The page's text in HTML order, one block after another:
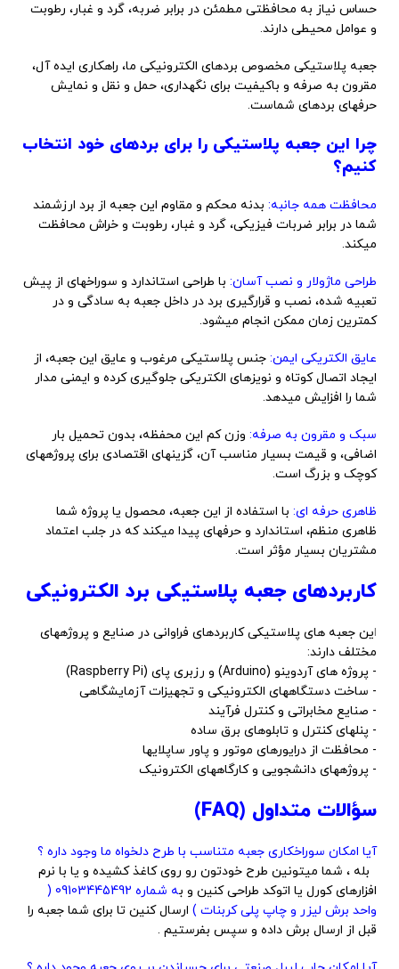
حساس نیاز به محافظتی مطمئن در برابر ضربه، گرد و غبار، رطوبت
و عوامل محیطی دارند.
جعبه پلاستیکی مخصوص بردهای الکترونیکی ما، راهکاری ایده آل،
مقرون به صرفه و باکیفیت برای نگهداری، حمل و نقل و نمایش
حرفهای بردهای شماست.
چرا این جعبه پلاستیکی را برای بردهای خود انتخاب
کنیم؟
محافظت همه جانبه: بدنه محکم و مقاوم این جعبه از برد ارزشمند
شما در برابر ضربات فیزیکی، گرد و غبار، رطوبت و خراش محافظت
میکند.
طراحی ماژولار و نصب آسان: با طراحی استاندارد و سوراخهای از پیش
تعبیه شده، نصب و قرارگیری برد در داخل جعبه به سادگی و در
کمترین زمان ممکن انجام میشود.
عایق الکتریکی ایمن: جنس پلاستیکی مرغوب و عایق این جعبه، از
ایجاد اتصال کوتاه و نویزهای الکتریکی جلوگیری کرده و ایمنی مدار
شما را افزایش میدهد.
سبک و مقرون به صرفه: وزن کم این محفظه، بدون تحمیل بار
اضافی، و قیمت بسیار مناسب آن، گزینهای اقتصادی برای پروژههای
کوچک و بزرگ است.
ظاهری حرفه ای: با استفاده از این جعبه، محصول یا پروژه شما
ظاهری منظم، استاندارد و حرفهای پیدا میکند که در جلب اعتماد
مشتریان بسیار مؤثر است.
کاربردهای جعبه پلاستیکی برد الکترونیکی
این جعبه های پلاستیکی کاربردهای فراوانی در صنایع و پروژههای
مختلف دارند:
- پروژه های آردوینو (Arduino) و رزبری پای (Raspberry Pi)
- ساخت دستگاههای الکترونیکی و تجهیزات آزمایشگاهی
- صنایع مخابراتی و کنترل فرآیند
- پنلهای کنترل و تابلوهای برق ساده
- محافظت از درایورهای موتور و پاور ساپلایها
- پروژههای دانشجویی و کارگاههای الکترونیک
سؤالات متداول (FAQ)
آیا امکان سوراخکاری جعبه متناسب با طرح دلخواه ما وجود داره ؟
بله ، شما میتونین طرح خودتون رو روی کاغذ کشیده و یا با نرم
افزارهای کورل یا اتوکد طراحی کنین و ب
ه شماره 09103445492 (
واحد برش لیزر و چاپ پلی کربنات ) ارسال کنین تا برای شما جعبه را
قبل از ارسال برش داده و سپس بفرستیم .